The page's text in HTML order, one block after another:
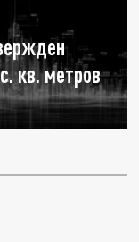
кв. метров